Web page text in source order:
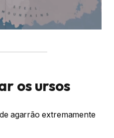
os ursos
agarrão extremamente